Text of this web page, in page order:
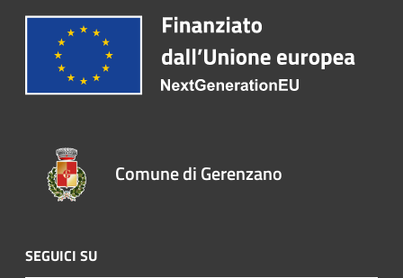
Comune di Gerenzano
SEGUICI SU